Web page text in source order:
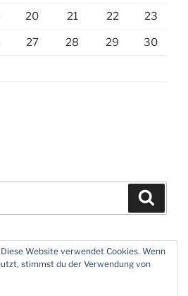
20 21 22 23
27 28 29 30
Website verwendet Cookies. Wenn
stimmst du der Verwendung von